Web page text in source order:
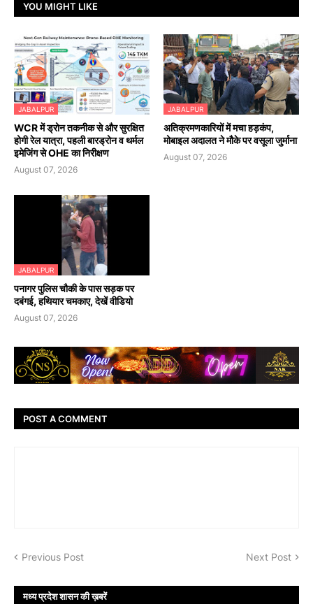
YOU MIGHT LIKE
JABALPUR
WCR में ड्रोन तकनीक से और सुरक्षित
होगी रेल यात्रा, पहली बारड्रोन व थर्मल
इमेजिंग से OHE का निरीक्षण
August 07, 2026
JABALPUR
अतिक्रमणकारियों में मचा हड़कंप,
मोबाइल अदालत ने मौके पर वसूला जुर्माना
August 07, 2026
JABALPUR
पनागर पुलिस चौकी के पास सड़क पर
दबंगई, हथियार चमकाए, देखें वीडियो
August 07, 2026
POST A COMMENT
Previous Post Next Post
मध्य प्रदेश शासन की ख़बरें